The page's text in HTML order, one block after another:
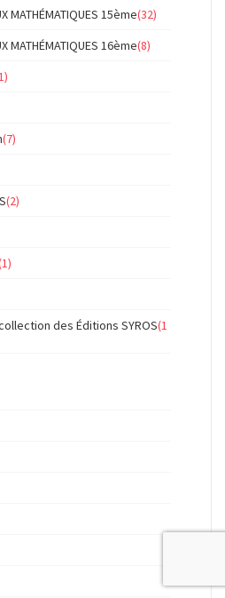
MATHÉMATIQUES 15ème(32)
MATHÉMATIQUES 16ème(8)
(7)
(2)
des Éditions SYROS(1